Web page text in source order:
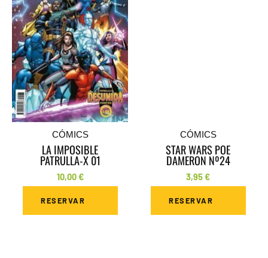
CÓMICS
LA IMPOSIBLE
PATRULLA-X 01
10,00€
RESERVAR
CÓMICS
STAR WARS POE
DAMERON Nº24
3,95€
RESERVAR